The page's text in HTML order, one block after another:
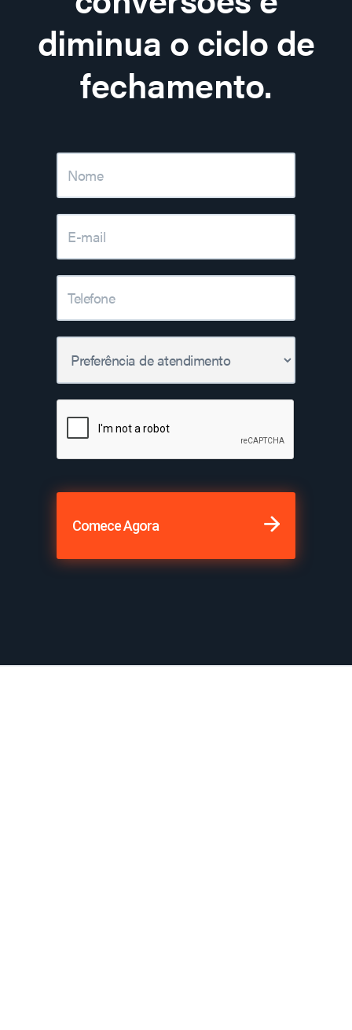
diminua o ciclo de
fechamento.
Comece Agora